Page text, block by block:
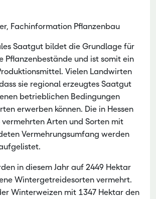
Fachinformation Pflanzenbau
Saatgut bildet die Grundlage für
Pflanzenbestände und ist somit ein
Vielen Landwirten
sie regional erzeugtes Saatgut
betrieblichen Bedingungen
erwerben können. Die in Hessen
vermehrten Arten und Sorten mit
Vermehrungsumfang werden
in diesem Jahr auf 2449 Hektar
Wintergetreidesorten vermehrt.
Winterweizen mit 1347 Hektar den